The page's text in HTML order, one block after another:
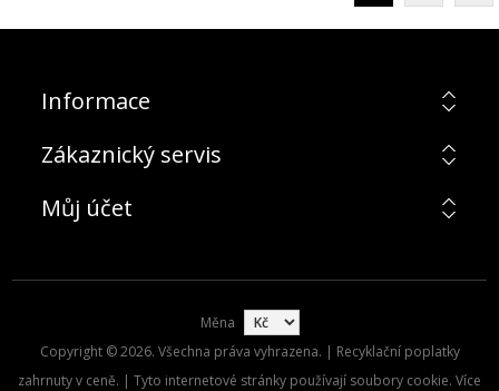
Informace
Zákaznický servis
Můj účet
Měna
Copyright © 2026. Všechna práva vyhrazena. | Recyklační poplatky
zahrnuty v ceně. | Tyto internetové stránky používají soubory cookie. Více